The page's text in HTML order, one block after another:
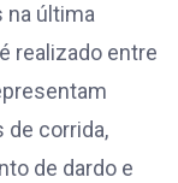
na última
realizado entre
de corrida,
de dardo e